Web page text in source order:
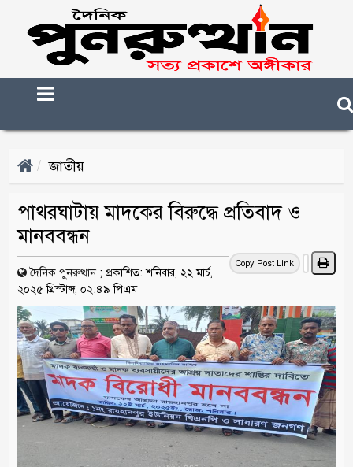
জাতীয়
পাথরঘাটায় মাদকের বিরুদ্ধে প্রতিবাদ ও
মানববন্ধন
Copy Post Link
দৈনিক পুনরুত্থান ; প্রকাশিত: শনিবার, ২২ মার্চ,
২০২৫ খ্রিস্টাব্দ, ০২:৪৯ পিএম